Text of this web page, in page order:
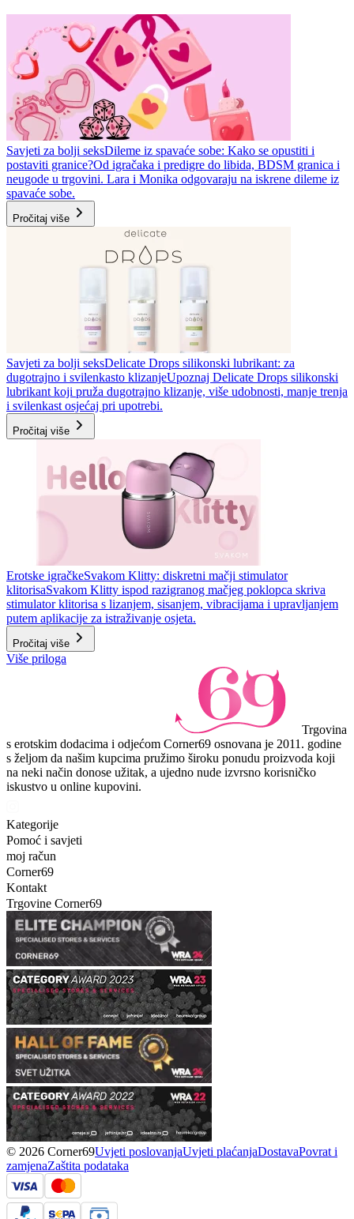
Savjeti za bolji seksDileme iz spavaće sobe: Kako se opustiti i
postaviti granice?Od igračaka i predigre do libida, BDSM granica i
neugode u trgovini. Lara i Monika odgovaraju na iskrene dileme iz
spavaće sobe.
Pročitaj više
Savjeti za bolji seksDelicate Drops silikonski lubrikant: za
dugotrajno i svilenkasto klizanjeUpoznaj Delicate Drops silikonski
lubrikant koji pruža dugotrajno klizanje, više udobnosti, manje trenja
i svilenkast osjećaj pri upotrebi.
Pročitaj više
Erotske igračkeSvakom Klitty: diskretni mačji stimulator
klitorisaSvakom Klitty ispod razigranog mačjeg poklopca skriva
stimulator klitorisa s lizanjem, sisanjem, vibracijama i upravljanjem
putem aplikacije za istraživanje osjeta.
Pročitaj više
Više priloga
Trgovina
s erotskim dodacima i odjećom Corner69 osnovana je 2011. godine
s željom da našim kupcima pružimo široku ponudu proizvoda koji
na neki način donose užitak, a ujedno nude izvrsno korisničko
iskustvo u online kupovini.
Kategorije
Pomoć i savjeti
moj račun
Corner69
Kontakt
Trgovine Corner69
© 2026 Corner69Uvjeti poslovanjaUvjeti plaćanjaDostavaPovrat i
zamjenaZaštita podataka